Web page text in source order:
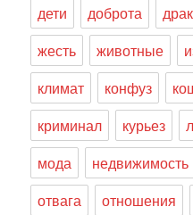
дети доброта
жесть
животные
климат
конфуз
криминал
курьез
мода
недвижимость
отвага
отношения